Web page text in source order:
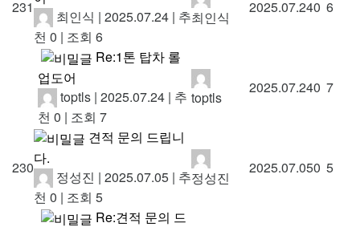
231
최인식 | 2025.07.24 | 추
천 0 | 조회 6
최인식
2025.07.240 6
Re:1톤 탑차 롤
업도어
toptls | 2025.07.24 | 추
천 0 | 조회 7
toptls
2025.07.240 7
230
견적 문의 드립니
다.
정성진 | 2025.07.05 | 추
천 0 | 조회 5
정성진
2025.07.050 5
Re:견적 문의 드